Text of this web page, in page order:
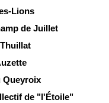
Lions
de Juillet
Queyroix
de "l'Étoile"